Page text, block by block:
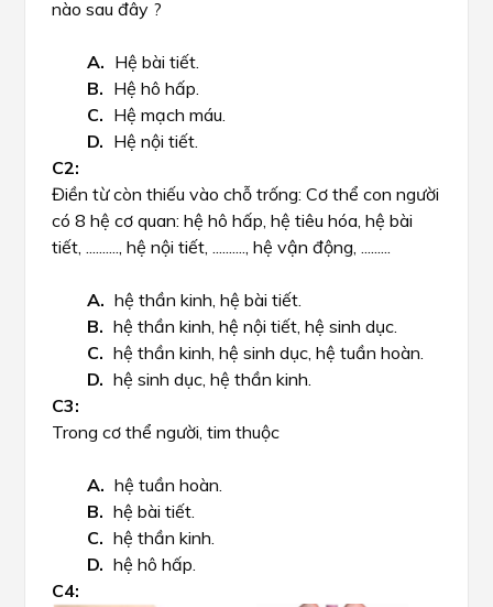
nào sau đây ?
Hệ bài tiết.
Hệ hô hấp.
Hệ mạch máu.
Hệ nội tiết.
Điền từ còn thiếu vào chỗ trống: Cơ thể con người
có 8 hệ cơ quan: hệ hô hấp, hệ tiêu hóa, hệ bài
tiết, .........., hệ nội tiết, .........., hệ vận động, .........
hệ thần kinh, hệ bài tiết.
hệ thần kinh, hệ nội tiết, hệ sinh dục.
hệ thần kinh, hệ sinh dục, hệ tuần hoàn.
hệ sinh dục, hệ thần kinh.
Trong cơ thể người, tim thuộc
hệ tuần hoàn.
hệ bài tiết.
hệ thần kinh.
hệ hô hấp.